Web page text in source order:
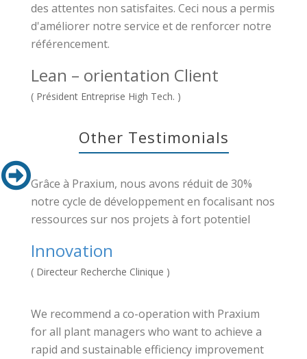
des attentes non satisfaites. Ceci nous a permis
d'améliorer notre service et de renforcer notre
référencement.
Lean – orientation Client
( Président Entreprise High Tech. )
Other Testimonials
Grâce à Praxium, nous avons réduit de 30%
notre cycle de développement en focalisant nos
ressources sur nos projets à fort potentiel
Innovation
( Directeur Recherche Clinique )
We recommend a co-operation with Praxium
for all plant managers who want to achieve a
rapid and sustainable efficiency improvement